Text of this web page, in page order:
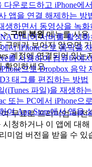
다운로드하고 iPhone에
앱을 연결 해제하는 방
생하면서 동영상을 녹
미디어 서버를 활성
서 iPhone으로 음악을
를 사용하여 컴퓨터에
으로 Dropbox 음악
태그를 편집하는 방법
(iTunes 파일)을 재생하
또는 PC에서 iPhone으
여 App Store에서 앱을
> 구매 복원메뉴를 사용
구매가 보이지 않으면 기
계정에 연결되어 있는
확인하세요.
무료로 프리미엄 버전
청하거나 이 앱에 대해
미엄 버전을 받을 수 있